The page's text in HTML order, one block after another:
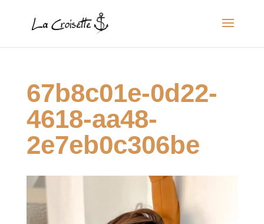
67b8c01e-0d22-
4618-aa48-
2e7eb0c306be